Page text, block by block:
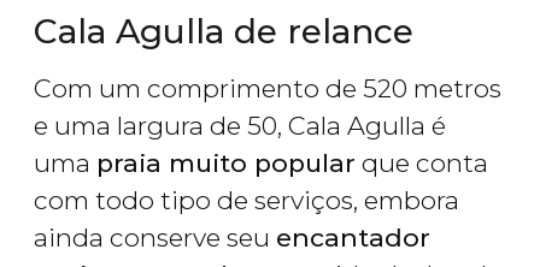
Cala Agulla de relance
Com um comprimento de 520 metros
e uma largura de 50, Cala Agulla é
uma praia muito popular que conta
com todo tipo de serviços, embora
ainda conserve seu encantador